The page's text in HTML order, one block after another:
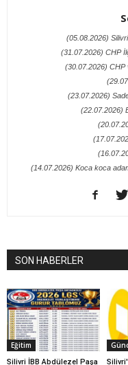
(05.08.2026)
(31.07.2026) CHP
(30.07.2026) CHP
(23.07.2026)
(22.07.2026)
(14.07.2026) Koca koca
SON HABERLER
Eğitim
Silivri İBB Abdülezel Paşa